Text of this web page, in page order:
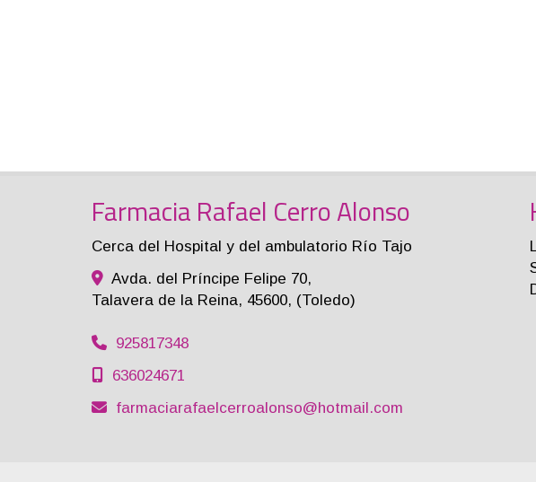
Farmacia Rafael Cerro Alonso
Cerca del Hospital y del ambulatorio Río Tajo
Avda. del Príncipe Felipe 70,
Talavera de la Reina, 45600, (Toledo)
925817348
636024671
farmaciarafaelcerroalonso
hotmail.com